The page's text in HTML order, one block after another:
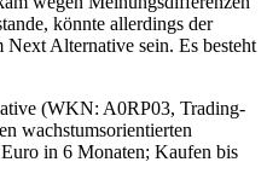
könnte allerdings der
Alternative sein. Es besteht
(WKN: A0RP03, Trading-
wachstumsorientierten
in 6 Monaten; Kaufen bis